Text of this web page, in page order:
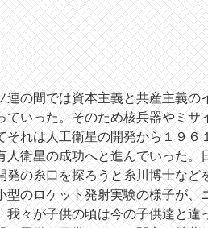
の間では資本主義と共産主義の
いった。そのため核兵器やミサ
それは人工衛星の開発から１９６
衛星の成功へと進んでいった。
の糸口を探ろうと糸川博士など
のロケット発射実験の様子が、
我々が子供の頃は今の子供達と違